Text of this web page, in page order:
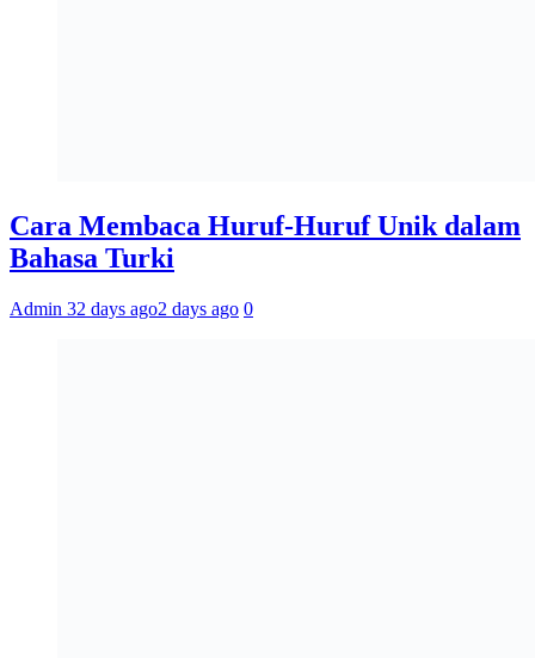
Cara Membaca Huruf-Huruf Unik dalam
Bahasa Turki
Admin 32 days ago2 days ago 0